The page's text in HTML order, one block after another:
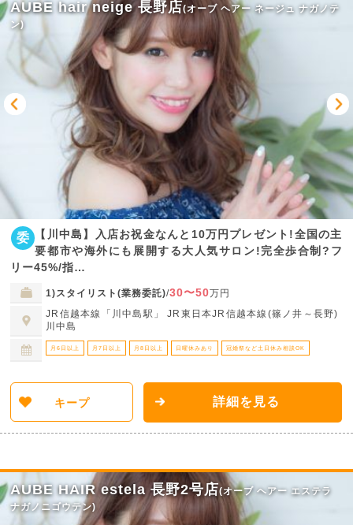
AUBE hair neige 長野店(オーブ ヘアー ネージュ ナガノテ
ン)
委
【川中島】入店お祝金なんと10万円プレゼント!全国の主
要都市や海外にも展開する大人気サロン!完全歩合制?フ
リー45%/指…
1)スタイリスト(業務委託)/30〜50万円
JR信越本線「川中島駅」 JR東日本JR信越本線(篠ノ井～長野)
川中島
月6日以上 月7日以上 月8日以上 日曜休みあり 冠婚祭など土日休み相談OK
キープ 詳細を見る
AUBE HAIR estela 長野2号店(オーブ ヘアー エステラ
ナガノニゴウテン)